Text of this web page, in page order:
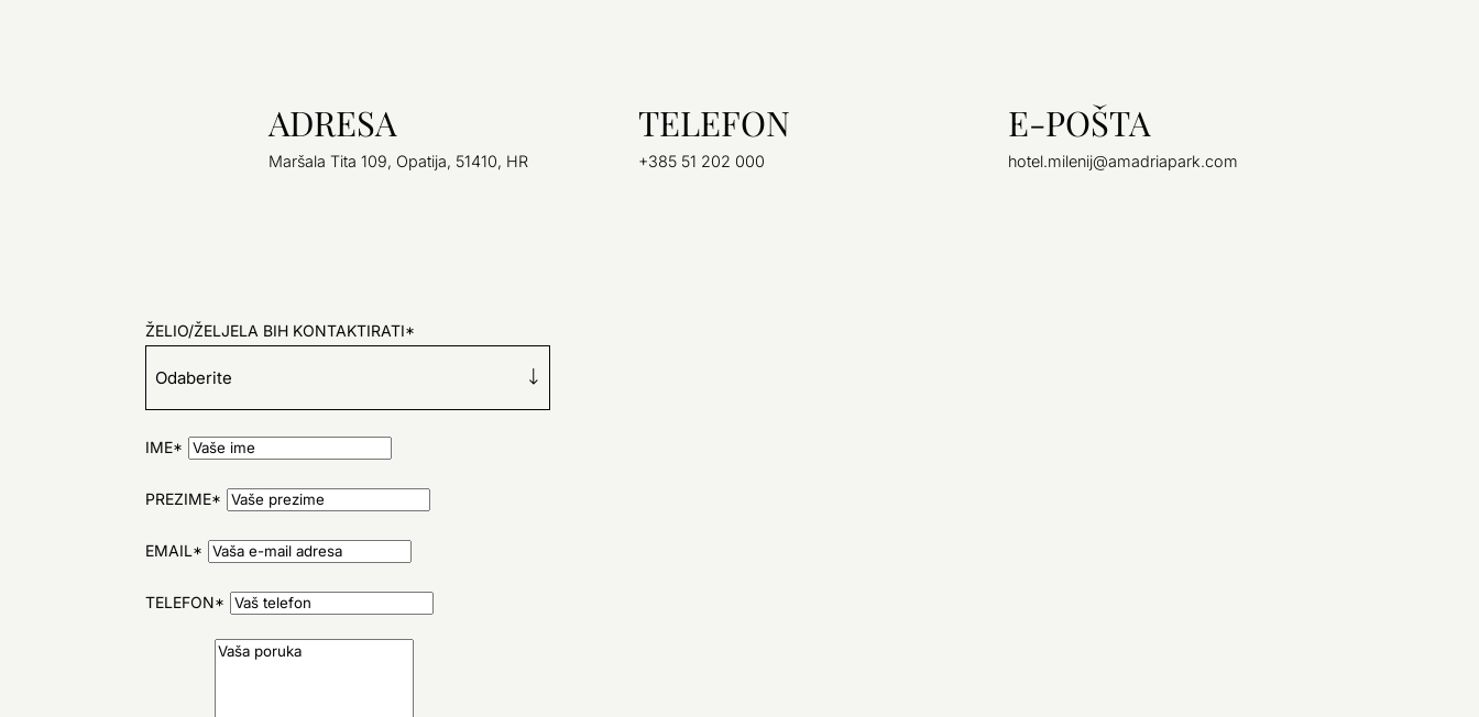
ADRESA
Maršala Tita 109, Opatija, 51410, HR
TELEFON
+385 51 202 000
E-POŠTA
hotel.milenij@amadriapark.com
ŽELIO/ŽELJELA BIH KONTAKTIRATI*
IME*
PREZIME*
EMAIL*
TELEFON*